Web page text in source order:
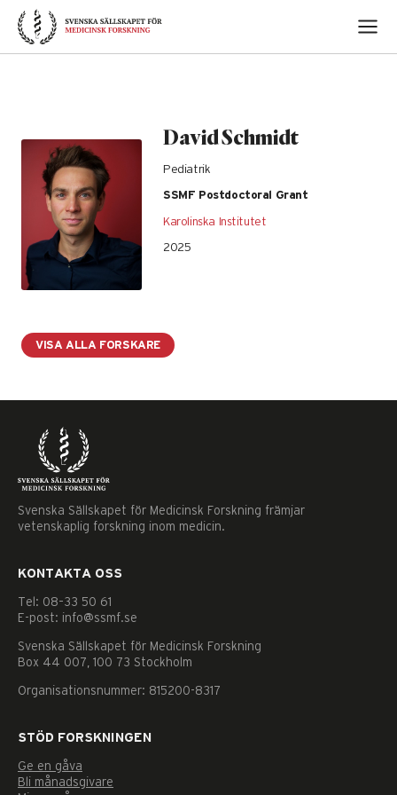
Skip
content
David Schmidt
Pediatrik
SSMF Postdoctoral Grant
Karolinska Institutet
2025
VISA ALLA FORSKARE
Svenska Sällskapet för Medicinsk Forskning främjar
vetenskaplig forskning inom medicin.
KONTAKTA OSS
Tel: 08–33 50 61
E-post: info@ssmf.se
Svenska Sällskapet för Medicinsk Forskning
Box 44 007, 100 73 Stockholm
Organisationsnummer: 815200-8317
STÖD FORSKNINGEN
Ge en gåva
Bli månadsgivare
Nödvändiga